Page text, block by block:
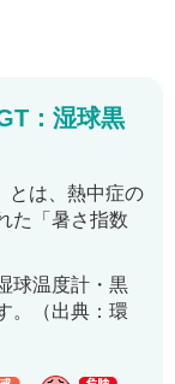
：湿球黒
とは、熱中症の
た「暑さ指数
球温度計・黒
。（出典：環